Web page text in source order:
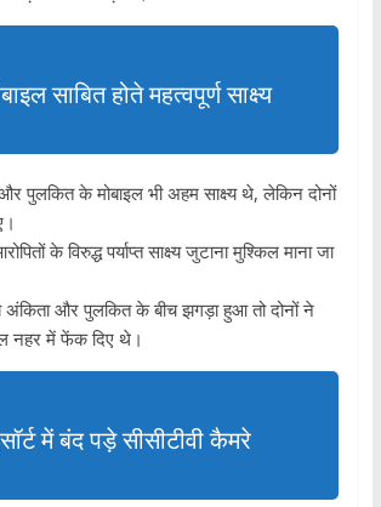
साबित होते महत्वपूर्ण साक्ष्य
पुलकित के मोबाइल भी अहम साक्ष्य थे, लेकिन दोनों
के विरुद्ध पर्याप्त साक्ष्य जुटाना मुश्किल माना जा
अंकिता और पुलकित के बीच झगड़ा हुआ तो दोनों ने
नहर में फेंक दिए थे।
में बंद पड़े सीसीटीवी कैमरे